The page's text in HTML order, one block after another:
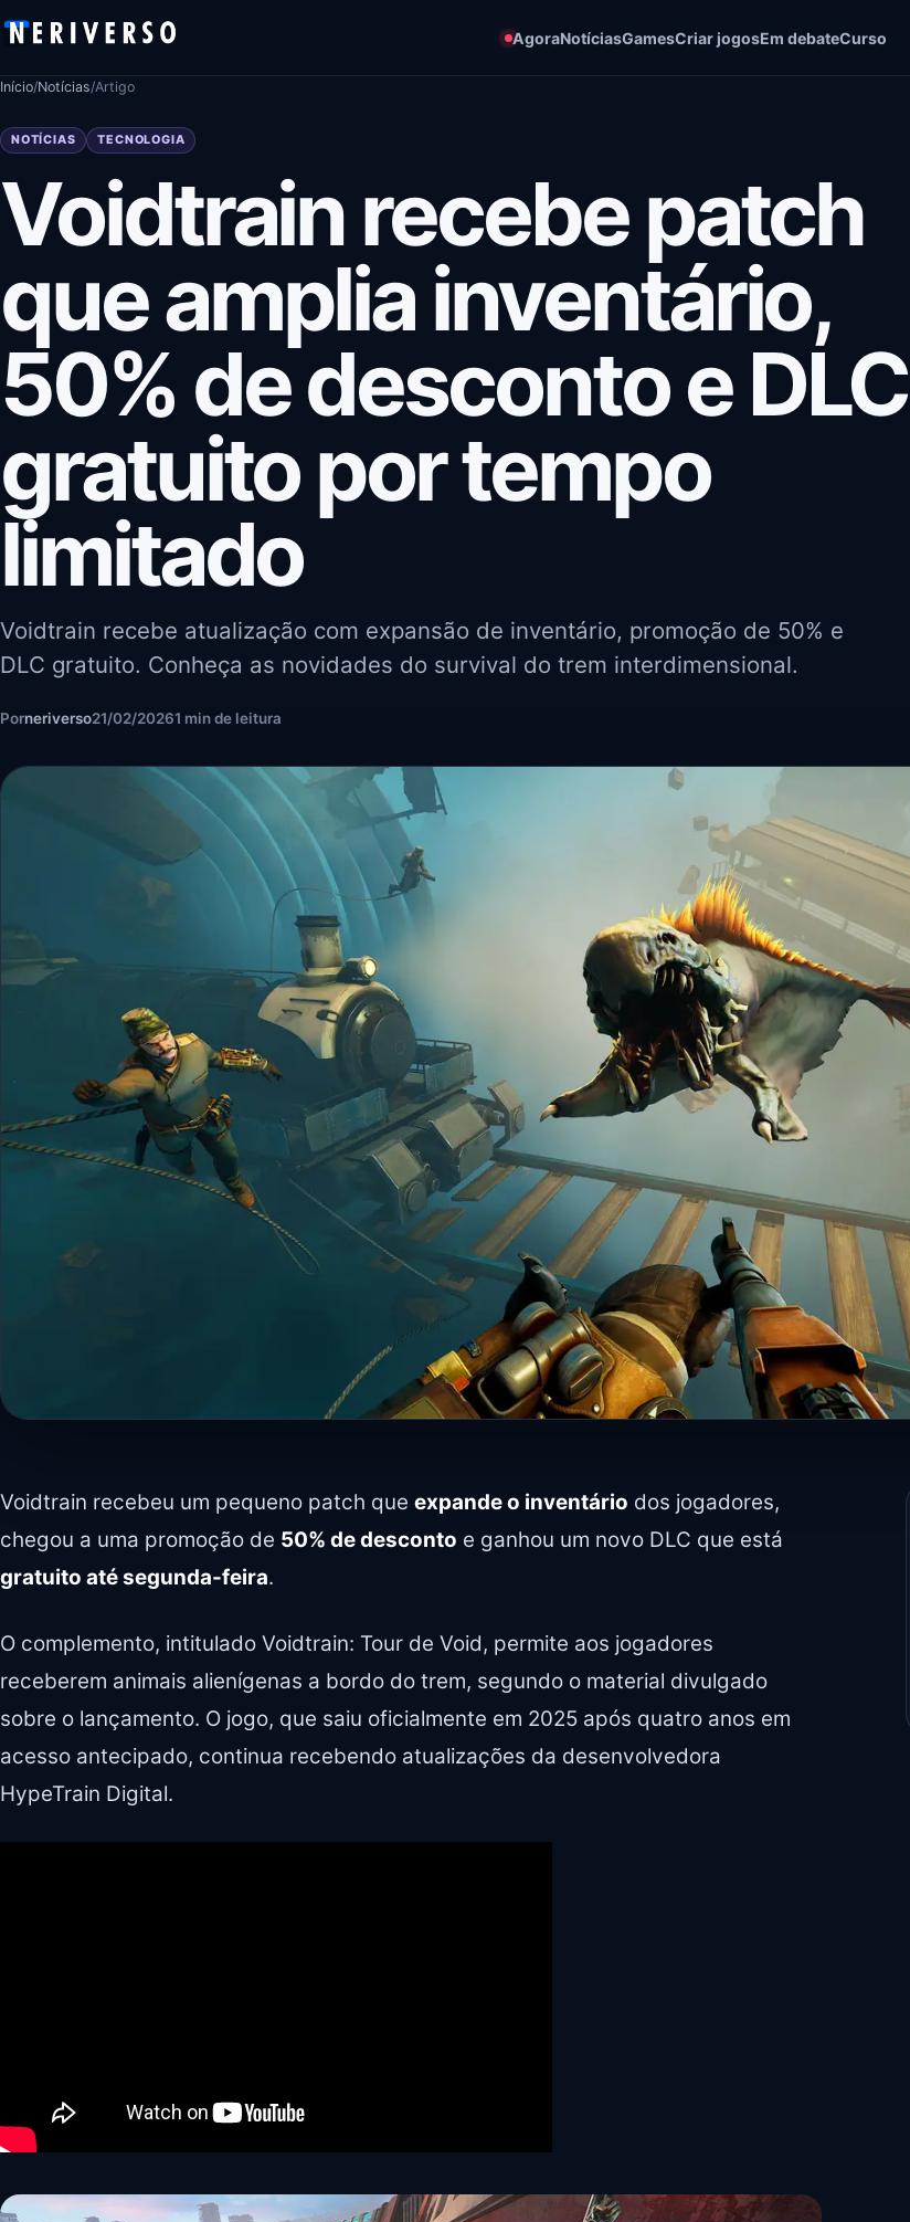
AgoraNotíciasGamesCriar jogosEm debateCurso
Início/Notícias/Artigo
NOTÍCIAS TECNOLOGIA
Voidtrain recebe patch
que amplia inventário,
50% de desconto e DLC
gratuito por tempo
limitado
Voidtrain recebe atualização com expansão de inventário, promoção de 50% e
DLC gratuito. Conheça as novidades do survival do trem interdimensional.
Porneriverso21/02/20261 min de leitura
Voidtrain recebeu um pequeno patch que expande o inventário dos jogadores,
chegou a uma promoção de 50% de desconto e ganhou um novo DLC que está
gratuito até segunda-feira.
O complemento, intitulado Voidtrain: Tour de Void, permite aos jogadores
receberem animais alienígenas a bordo do trem, segundo o material divulgado
sobre o lançamento. O jogo, que saiu oficialmente em 2025 após quatro anos em
acesso antecipado, continua recebendo atualizações da desenvolvedora
HypeTrain Digital.